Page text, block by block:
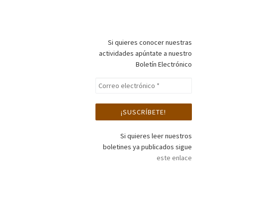
Si quieres conocer nuestras
actividades apúntate a nuestro
Boletín Electrónico
Si quieres leer nuestros
boletines ya publicados sigue
este enlace